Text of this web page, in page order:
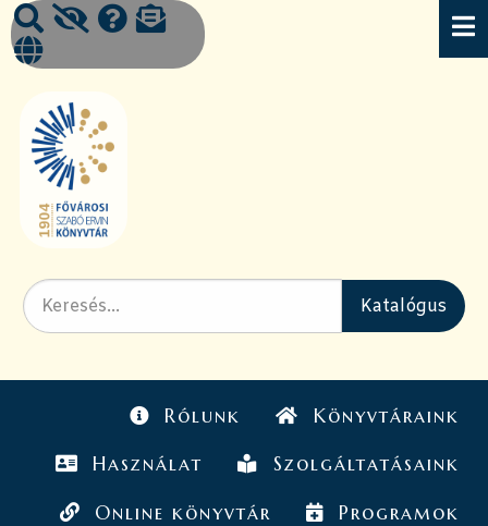
Rólunk Könyvtáraink
Használat Szolgáltatásaink
Online könyvtár Programok